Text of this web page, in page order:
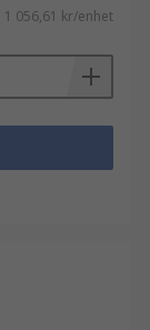
1 056,61 kr/enhet